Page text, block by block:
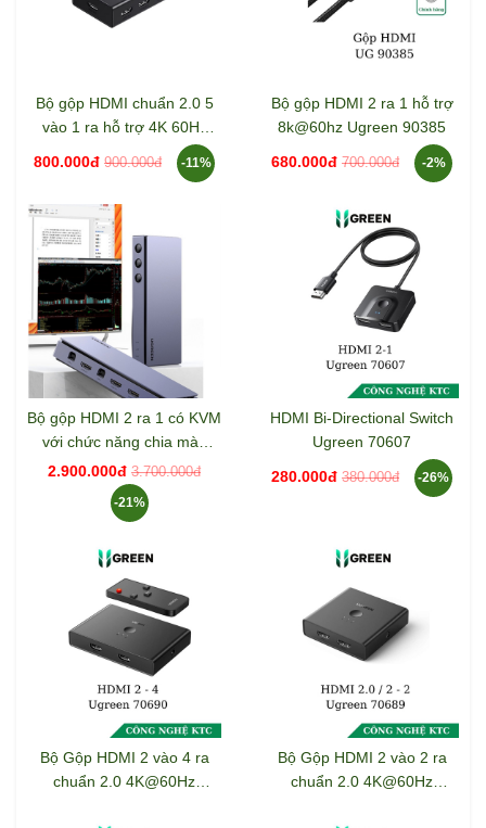
Bộ gộp HDMI chuẩn 2.0 5
vào 1 ra hỗ trợ 4K 60Hz
800.000đ 900.000đ -11%
Bộ gộp HDMI 2 ra 1 hỗ trợ
8k@60hz Ugreen 90385
680.000đ 700.000đ -2%
Bộ gộp HDMI 2 ra 1 có KVM
với chức năng chia màn
hình Ugreen 80187
2.900.000đ 3.700.000đ
-21%
HDMI Bi-Directional Switch
Ugreen 70607
280.000đ 380.000đ -26%
Bộ Gộp HDMI 2 vào 4 ra
chuẩn 2.0 4K@60Hz
Bộ Gộp HDMI 2 vào 2 ra
chuẩn 2.0 4K@60Hz